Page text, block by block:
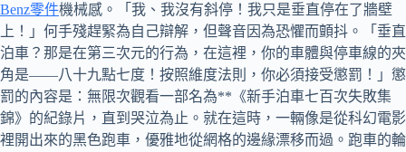
Benz零件機械感。「我、我沒有斜停！我只是垂直停在了牆壁
上！」何手殘趕緊為自己辯解，但聲音因為恐懼而顫抖。「垂直
泊車？那是在第三次元的行為，在這裡，你的車體與停車線的夾
角是——八十九點七度！按照維度法則，你必須接受懲罰！」懲
罰的內容是：無限次觀看一部名為**《新手泊車七百次失敗集
錦》的紀錄片，直到哭泣為止。就在這時，一輛像是從科幻電影
裡開出來的黑色跑車，優雅地從網格的邊緣漂移而過。跑車的輪